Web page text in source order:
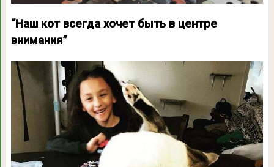
“Наш кот всегда хочет быть в центре
внимания”